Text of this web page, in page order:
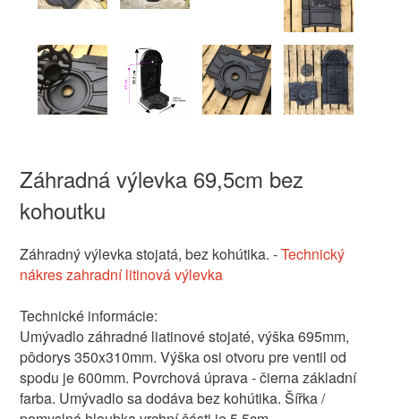
Záhradná výlevka 69,5cm bez
kohoutku
Záhradný výlevka stojatá, bez kohútika. -Technický
nákres zahradní litinová výlevka
Technické informácie:
Umývadlo záhradné liatinové stojaté, výška 695mm,
pôdorys 350x310mm. Výška osi otvoru pre ventil od
spodu je 600mm. Povrchová úprava - čierna základní
farba. Umývadlo sa dodáva bez kohútika. Šířka /